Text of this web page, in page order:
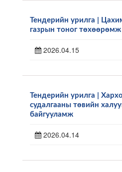
Тендерийн урилга |
газрын тоног төхөөрөмж
2026.04.15
Тендерийн урилга |
судалгааны төвийн
байгууламж
2026.04.14